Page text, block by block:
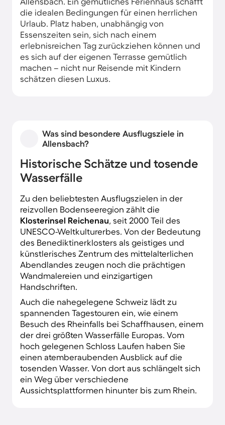
die idealen Bedingungen für einen herrlichen
Urlaub. Platz haben, unabhängig von
Essenszeiten sein, sich nach einem
erlebnisreichen Tag zurückziehen können und
es sich auf der eigenen Terrasse gemütlich
machen – nicht nur Reisende mit Kindern
schätzen diesen Luxus.
Was sind besondere Ausflugsziele in
Allensbach?
Historische Schätze und tosende
Wasserfälle
Zu den beliebtesten Ausflugszielen in der
reizvollen Bodenseeregion zählt die
Klosterinsel Reichenau, seit 2000 Teil des
UNESCO-Weltkulturerbes. Von der Bedeutung
des Benediktinerklosters als geistiges und
künstlerisches Zentrum des mittelalterlichen
Abendlandes zeugen noch die prächtigen
Wandmalereien und einzigartigen
Handschriften.
Auch die nahegelegene Schweiz lädt zu
spannenden Tagestouren ein, wie einem
Besuch des Rheinfalls bei Schaffhausen, einem
der drei größten Wasserfälle Europas. Vom
hoch gelegenen Schloss Laufen haben Sie
einen atemberaubenden Ausblick auf die
tosenden Wasser. Von dort aus schlängelt sich
ein Weg über verschiedene
Aussichtsplattformen hinunter bis zum Rhein.